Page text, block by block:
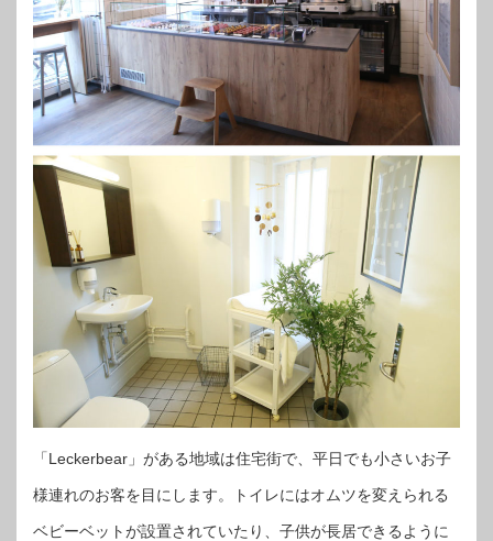
「Leckerbear」がある地域は住宅街で、平日でも小さいお子
様連れのお客を目にします。トイレにはオムツを変えられる
ベビーベットが設置されていたり、子供が長居できるように